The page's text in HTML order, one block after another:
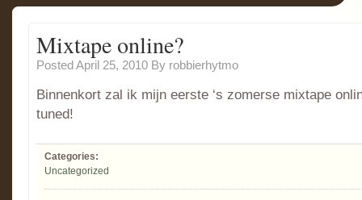
Mixtape online?
Posted April 25, 2010 By robbierhytmo
Binnenkort zal ik mijn eerste ‘s zomerse mixtape
tuned!
Categories:
Uncategorized